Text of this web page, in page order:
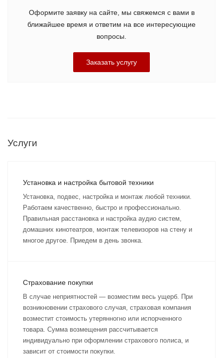
Оформите заявку на сайте, мы свяжемся с вами в
ближайшее время и ответим на все интересующие
вопросы.
Заказать услугу
Услуги
Установка и настройка бытовой техники
Установка, подвес, настройка и монтаж любой техники.
Работаем качественно, быстро и профессионально.
Правильная расстановка и настройка аудио систем,
домашних кинотеатров, монтаж телевизоров на стену и
многое другое. Приедем в день звонка.
Страхование покупки
В случае неприятностей — возместим весь ущерб. При
возникновении страхового случая, страховая компания
возместит стоимость утерянногно или испорченного
товара. Сумма возмещения рассчитывается
индивидуально при оформлении страхового полиса, и
зависит от стоимости покупки.